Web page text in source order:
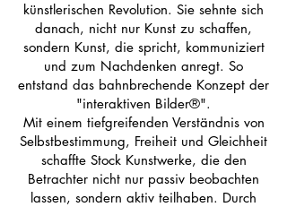
künstlerischen Revolution. Sie sehnte sich
danach, nicht nur Kunst zu schaffen,
sondern Kunst, die spricht, kommuniziert
und zum Nachdenken anregt. So
entstand das bahnbrechende Konzept der
"interaktiven Bilder®".
Mit einem tiefgreifenden Verständnis von
Selbstbestimmung, Freiheit und Gleichheit
schaffte Stock Kunstwerke, die den
Betrachter nicht nur passiv beobachten
lassen, sondern aktiv teilhaben. Durch